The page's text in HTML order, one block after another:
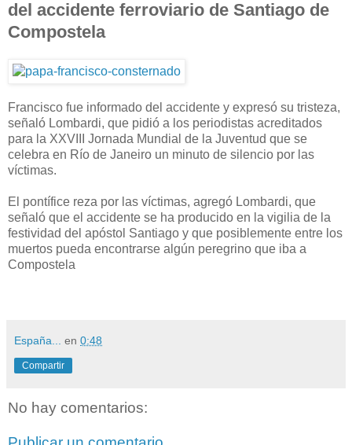
del accidente ferroviario de Santiago de
Compostela
Francisco fue informado del accidente y expresó su tristeza,
señaló Lombardi, que pidió a los periodistas acreditados
para la XXVIII Jornada Mundial de la Juventud que se
celebra en Río de Janeiro un minuto de silencio por las
víctimas.
El pontífice reza por las víctimas, agregó Lombardi, que
señaló que el accidente se ha producido en la vigilia de la
festividad del apóstol Santiago y que posiblemente entre los
muertos pueda encontrarse algún peregrino que iba a
Compostela
España... en 0:48
Compartir
No hay comentarios: